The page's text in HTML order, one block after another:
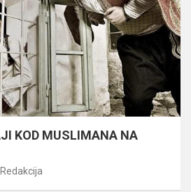
KOD MUSLIMANA NA
Redakcija